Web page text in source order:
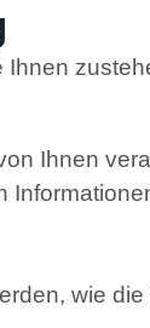
Ihnen
wie